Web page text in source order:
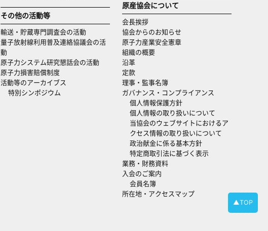
▲TOP
その他の活動等
輸送・貯蔵専門調査会の活動
量子放射線利用普及連絡協議会の活
動
原子力システム研究懇話会の活動
原子力損害賠償制度
活動等のアーカイブス
特別シンポジウム
原産協会について
会長挨拶
協会からのお知らせ
原子力産業安全憲章
組織の概要
沿革
定款
理事・監事名簿
ガバナンス・コンプライアンス
個人情報保護方針
個人情報の取り扱いについて
当協会のウェブサイトにおけるア
クセス情報の取り扱いについて
政治献金に係る基本方針
特定商取引法に基づく表示
業務・財務資料
入会のご案内
会員名簿
所在地・アクセスマップ